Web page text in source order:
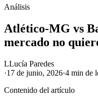
Análisis
Atlético-MG vs
mercado no
LLucía Paredes
·17 de junio, 2026·4 min de
Contenido del artículo